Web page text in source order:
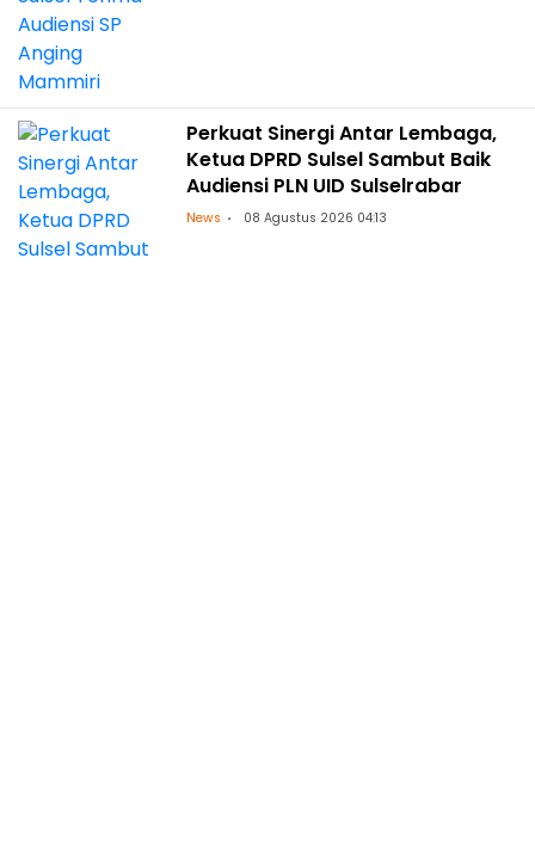
Perkuat Sinergi Antar Lembaga,
Ketua DPRD Sulsel Sambut Baik
Audiensi PLN UID Sulselrabar
News 08 Agustus 2026 04:13